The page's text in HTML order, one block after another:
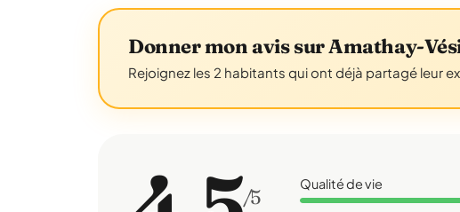
Donner mon avis sur Amathay-
Rejoignez les 2 habitants qui ont déjà partagé leur
/5
Qualité de vie